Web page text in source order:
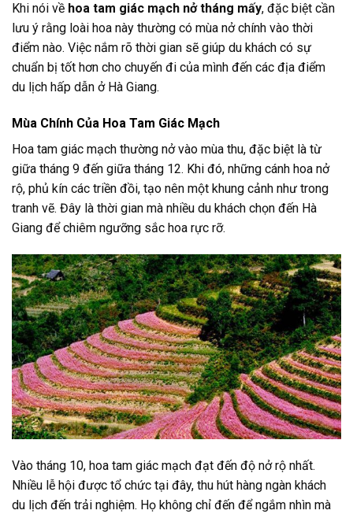
Khi nói về hoa tam giác mạch nở tháng mấy, đặc biệt cần
lưu ý rằng loài hoa này thường có mùa nở chính vào thời
điểm nào. Việc nắm rõ thời gian sẽ giúp du khách có sự
chuẩn bị tốt hơn cho chuyến đi của mình đến các địa điểm
du lịch hấp dẫn ở Hà Giang.
Mùa Chính Của Hoa Tam Giác Mạch
Hoa tam giác mạch thường nở vào mùa thu, đặc biệt là từ
giữa tháng 9 đến giữa tháng 12. Khi đó, những cánh hoa nở
rộ, phủ kín các triền đồi, tạo nên một khung cảnh như trong
tranh vẽ. Đây là thời gian mà nhiều du khách chọn đến Hà
Giang để chiêm ngưỡng sắc hoa rực rỡ.
Vào tháng 10, hoa tam giác mạch đạt đến độ nở rộ nhất.
Nhiều lễ hội được tổ chức tại đây, thu hút hàng ngàn khách
du lịch đến trải nghiệm. Họ không chỉ đến để ngắm nhìn mà